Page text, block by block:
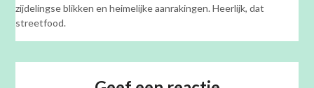
zijdelingse blikken en heimelijke aanrakingen. Heerlijk, dat
streetfood.